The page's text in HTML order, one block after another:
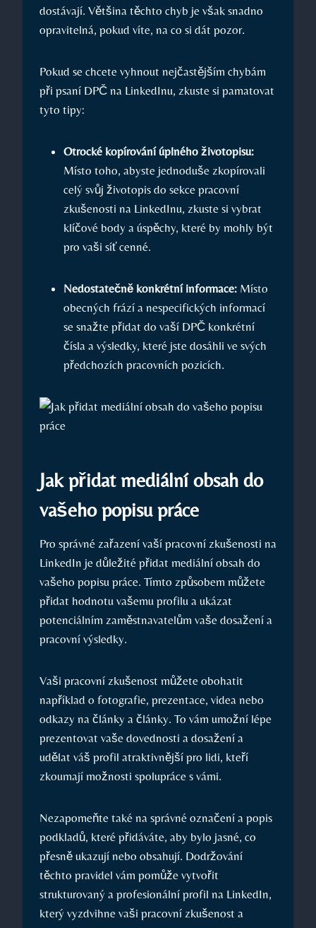
dostávají. Většina ‌těchto chyb ⁣je však ⁤snadno⁤
opravitelná, pokud víte, na co si ⁤dát pozor.
Pokud se chcete vyhnout nejčastějším chybám​
při⁤ psaní DPČ na LinkedInu, zkuste si pamatovat
⁤tyto tipy:
Otrocké​ kopírování⁣ úplného životopisu:
Místo toho, abyste jednoduše zkopírovali ​
celý svůj životopis do sekce pracovní⁢
zkušenosti na LinkedInu, zkuste ⁢si vybrat
klíčové‍ body a ⁣úspěchy, ​které by mohly být ​
pro vaši síť⁤ cenné.
Nedostatečně ‌konkrétní informace: Místo
obecných frází a nespecifických‍ informací
se snažte⁤ přidat do vaší DPČ ‍konkrétní
čísla a výsledky, které jste​ dosáhli ​ve svých
předchozích pracovních pozicích.
Jak ⁣přidat mediální obsah ⁢do
vašeho‌ popisu práce
Pro správné zařazení‍ vaší ⁤pracovní zkušenosti na
LinkedIn je důležité přidat​ mediální obsah ⁣do⁤
vašeho popisu práce. Tímto způsobem můžete
‍přidat hodnotu‍ vašemu profilu a ukázat
potenciálním zaměstnavatelům vaše dosažení a
pracovní výsledky.
Vaši⁤ pracovní ⁣zkušenost můžete⁣ obohatit
například o fotografie,⁤ prezentace, videa nebo
odkazy na‌ články⁤ a články. ⁤To​ vám umožní⁤ lépe
prezentovat vaše dovednosti ‌a dosažení a
udělat váš profil ‍atraktivnější pro lidi,⁣ kteří
‌zkoumají ‍možnosti ⁤spolupráce s vámi.
Nezapomeňte ⁢také‍ na správné označení a popis
podkladů,‍ které přidáváte, aby⁤ bylo jasné, co
přesně ukazují⁤ nebo obsahují.‍ Dodržování
⁤těchto pravidel vám⁣ pomůže vytvořit⁣
strukturovaný a profesionální ‍profil ‍na LinkedIn,
⁢který vyzdvihne⁣ vaši ⁢pracovní zkušenost a